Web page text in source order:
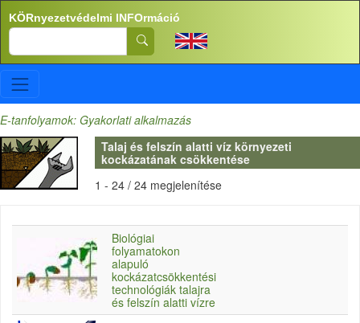
Ugrás a tartalomra
KÖRnyezetvédelmi INFOrmáció
Search
E-tanfolyamok: Gyakorlati alkalmazás
Talaj és felszín alatti víz környezeti
kockázatának csökkentése
1 - 24 / 24 megjelenítése
Biológiai
folyamatokon
alapuló
kockázatcsökkentési
technológiák talajra
és felszín alatti vízre